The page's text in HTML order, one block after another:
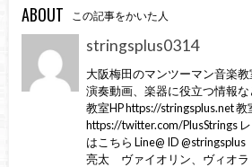
ABOUT この記事をかいた人
stringsplus0314
大阪梅田のマンツーマン音楽教
演奏動画、楽器に役立つ情報
教室HP https://stringsplus.net
https://twitter.com/PlusStrings
はこちら Line@ ID
亮太 ヴァイオリン、ヴィオラ